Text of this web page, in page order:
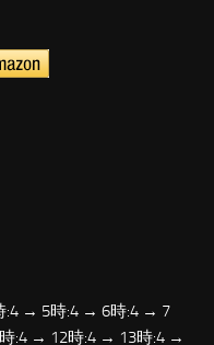
:4 → 5時:4 → 6時:4 → 7
:4 → 12時:4 → 13時:4 →